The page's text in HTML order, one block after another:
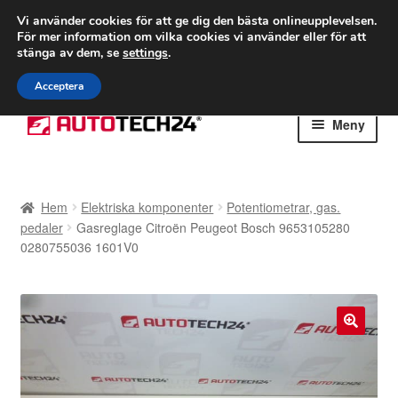
FRAKT från 75 kr
Världsomspännande frakt
Ring 766 924 713
Hoppa
till
Hoppa
till
Meny
Betalningar
Klagomål
Hem Elektriska komponenter
Potentiometrar, gas.
pedaler
Gasreglage Citroën Peugeot Bosch 9653105280
0280755036 1601V0
Vi använder cookies för att ge dig den bästa onlineupplevelsen.
För mer information om vilka cookies vi använder eller för att
stänga av dem, se settings.
Acceptera